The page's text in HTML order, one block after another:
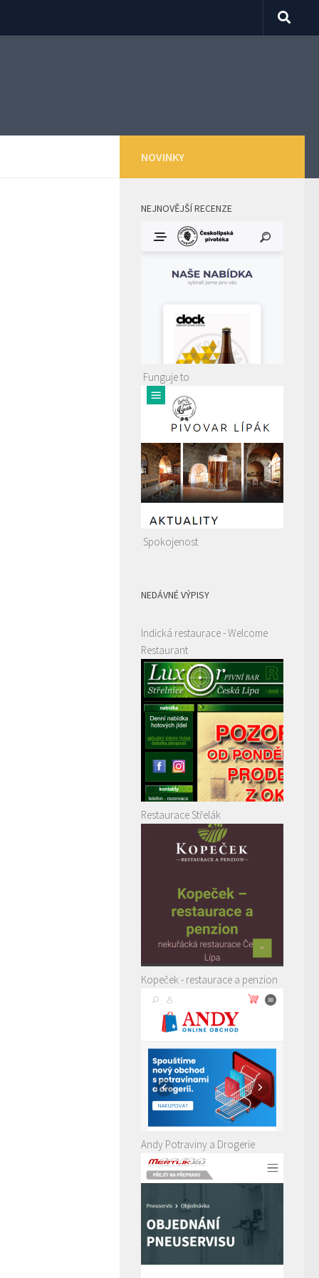
NOVINKY
NEJNOVĚJŠÍ RECENZE
Funguje to
Spokojenost
NEDÁVNÉ VÝPISY
Indická restaurace - Welcome
Restaurant
Restaurace Střelák
Kopeček - restaurace a penzion
Andy Potraviny a Drogerie